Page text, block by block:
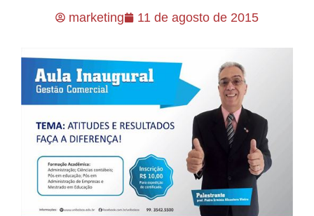
marketing 11 de agosto de 2015